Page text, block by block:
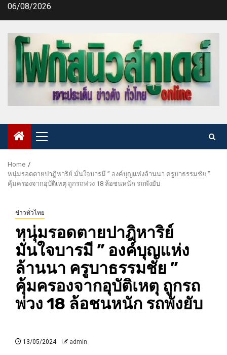
Skip06/08/2026
Primary
Menu
Home
หนุ่มรอดตายปาฎิหาริย์ มั่นใจบารมี ” องค์บุญแห่งล้านนา ครูบาธรรมชัย ”
คุ้มครองจากอุบัติเหตุ ถูกรถพ่วง 18 ล้อชนหนัก รถพังยับ
ข่าวทั่วไทย
หนุ่มรอดตายปาฎิหาริย์
มั่นใจบารมี ” องค์บุญแห่ง
ล้านนา ครูบาธรรมชัย ”
คุ้มครองจากอุบัติเหตุ ถูกรถ
พ่วง 18 ล้อชนหนัก รถพังยับ
13/05/2024 admin